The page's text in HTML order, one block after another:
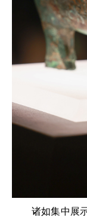
诸如集中展示